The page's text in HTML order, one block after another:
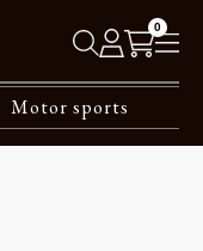
0
Motor sports